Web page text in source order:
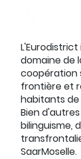
domaine de
coopération
frontière et
habitants de
Bien
bilinguisme,
SaarMoselle.